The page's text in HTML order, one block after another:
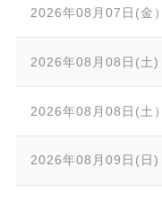
2026年08月07日(金）
2026年08月08日(土)
2026年08月08日(土）
2026年08月09日(日)